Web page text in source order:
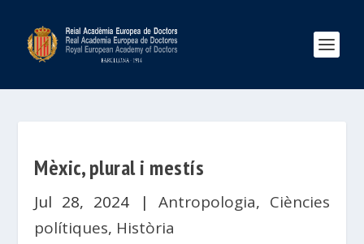
Mèxic, plural i mestís
Jul 28, 2024 | Antropologia, Ciències
polítiques, Història